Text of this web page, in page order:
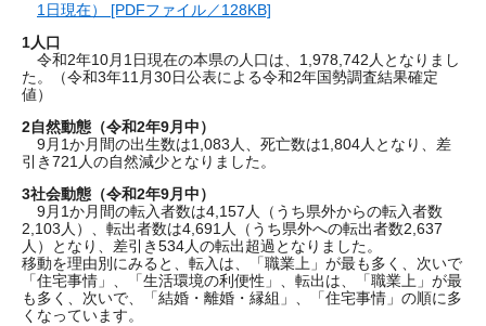
1日現在） [PDFファイル／128KB]
1人口
令和2年10月1日現在の本県の人口は、1,978,742人となりまし
た。（令和3年11月30日公表による令和2年国勢調査結果確定
値）
2自然動態（令和2年9月中）
9月1か月間の出生数は1,083人、死亡数は1,804人となり、差
引き721人の自然減少となりました。
3社会動態（令和2年9月中）
9月1か月間の転入者数は4,157人（うち県外からの転入者数
2,103人）、転出者数は4,691人（うち県外への転出者数2,637
人）となり、差引き534人の転出超過となりました。
移動を理由別にみると、転入は、「職業上」が最も多く、次いで
「住宅事情」、「生活環境の利便性」、転出は、「職業上」が最
も多く、次いで、「結婚・離婚・縁組」、「住宅事情」の順に多
くなっています。